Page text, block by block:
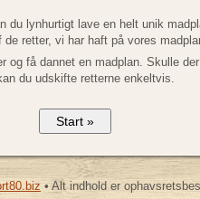
du lynhurtigt lave en helt unik
de retter, vi har haft på vores
og få dannet en madplan. Skulle
du udskifte retterne enkeltvis.
• Alt indhold er